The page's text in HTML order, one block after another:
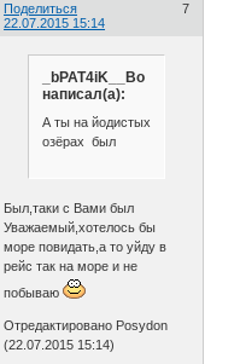
Поделиться
7
22.07.2015 15:14
_bPAT4iK__Bo
написал(а):
А ты на йодистых
озёрах был
Был,таки с Вами был
Уважаемый,хотелось бы
море повидать,а то уйду в
рейс так на море и не
побываю
Отредактировано Posydon
(22.07.2015 15:14)